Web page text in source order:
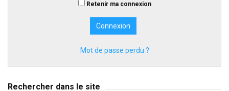
Retenir ma connexion
Mot de passe perdu ?
Rechercher dans le site